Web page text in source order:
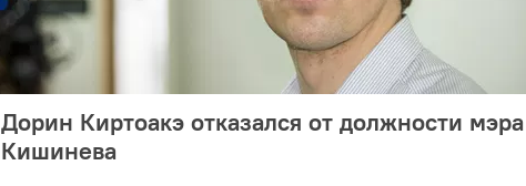
Дорин Киртоакэ отказался от должности мэра
Кишинева